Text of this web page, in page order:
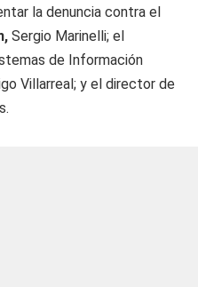
la denuncia contra el
Sergio Marinelli; el
de Información
Villarreal; y el director de